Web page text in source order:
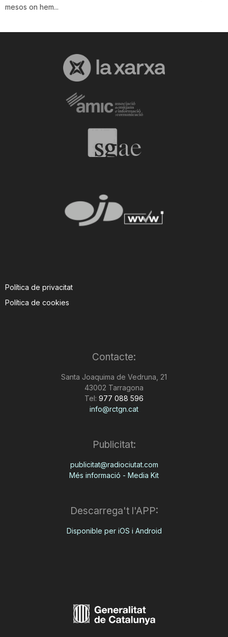
a
mesos on hem...
Política de privacitat
Política de cookies
Contacte:
Santa Joaquima de Vedruna, 21
43002 Tarragona
Tel: 977 088 596
info@rctgn.cat
Publicitat:
publicitat@radiociutat.com
Més informació - Media Kit
Descarrega't l'APP:
Disponible per iOS i Android